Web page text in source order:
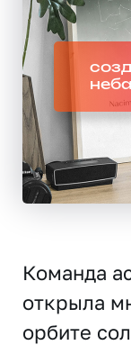
неба
Команда
открыла
орбите